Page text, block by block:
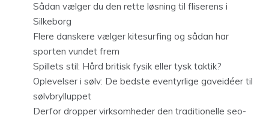
Sådan vælger du den rette løsning til fliserens i
Silkeborg
Flere danskere vælger kitesurfing og sådan har
sporten vundet frem
Spillets stil: Hård britisk fysik eller tysk taktik?
Oplevelser i sølv: De bedste eventyrlige gaveidéer til
sølvbrylluppet
Derfor dropper virksomheder den traditionelle seo-